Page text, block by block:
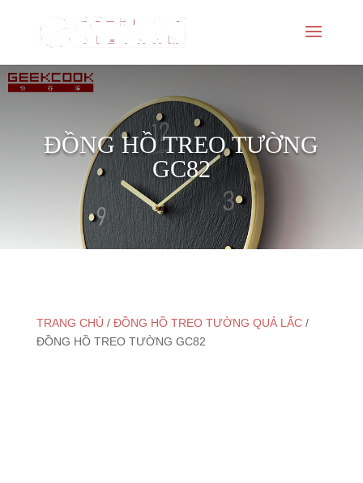
ĐỒNG HỒ TREO TƯỜNG
GC82
TRANG CHỦ / ĐỒNG HỒ TREO TƯỜNG QUẢ LẮC/
ĐỒNG HỒ TREO TƯỜNG GC82